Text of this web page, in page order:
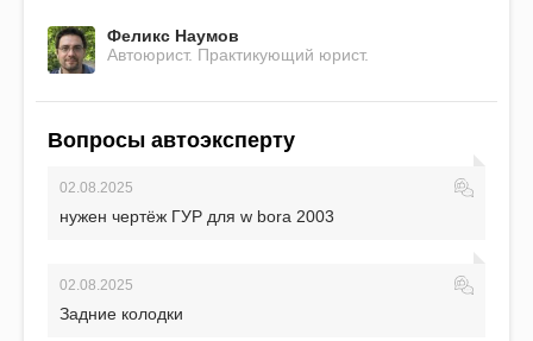
Феликс Наумов
Автоюрист. Практикующий юрист.
Вопросы автоэксперту
02.08.2025
нужен чертёж ГУР для w bora 2003
02.08.2025
Задние колодки